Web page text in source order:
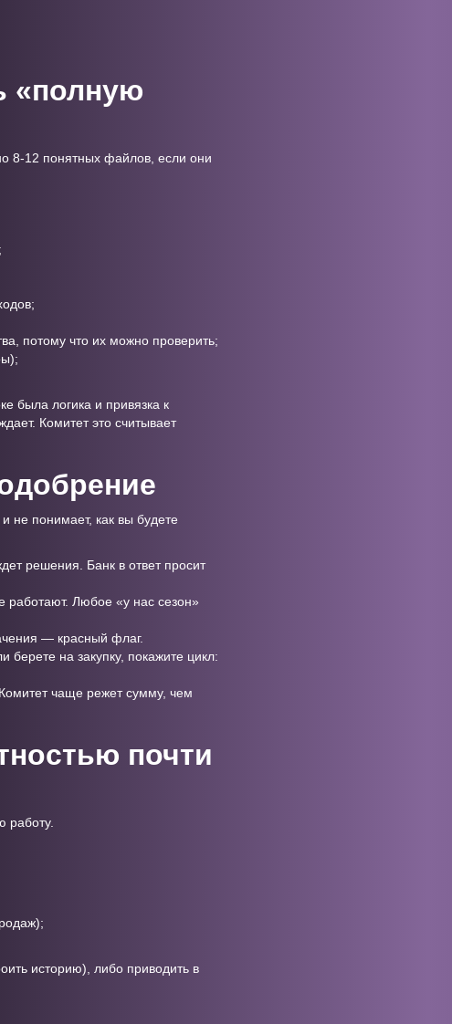
«полную
8-12 понятных файлов, если они
потому что их можно проверить;
была логика и привязка к
Комитет это считывает
не понимает, как вы будете
решения. Банк в ответ просит
работают. Любое «у нас сезон»
— красный флаг.
на закупку, покажите цикл:
чаще режет сумму, чем
почти
работу.
историю), либо приводить в